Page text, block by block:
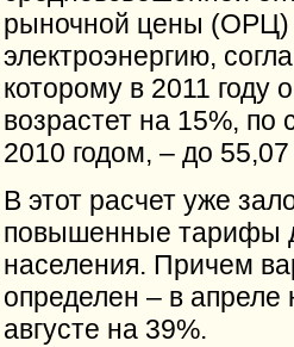
рыночной цены (ОРЦ)
электроэнергию,
которому в 2011 году
возрастет на 15%, по
2010 годом, – до 55,07
В этот расчет уже
повышенные тарифы
населения. Причем
определен – в апреле
августе на 39%.